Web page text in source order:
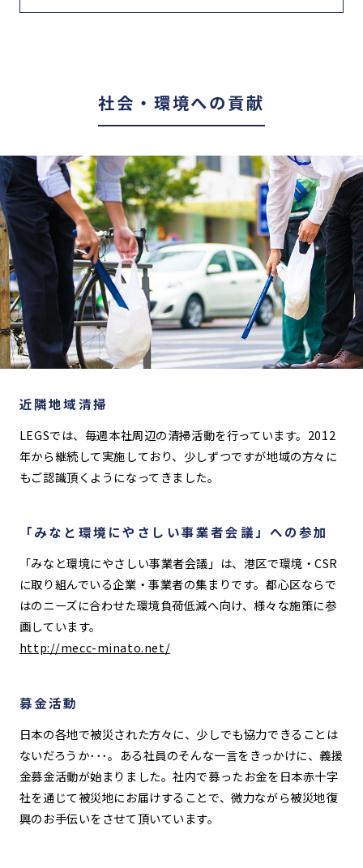
社会・環境への貢献
近隣地域清掃
LEGSでは、毎週本社周辺の清掃活動を行っています。2012
年から継続して実施しており、少しずつですが地域の方々に
もご認識頂くようになってきました。
「みなと環境にやさしい事業者会議」への参加
「みなと環境にやさしい事業者会議」は、港区で環境・CSR
に取り組んでいる企業・事業者の集まりです。都心区ならで
はのニーズに合わせた環境負荷低減へ向け、様々な施策に参
画しています。
http://mecc-minato.net/
募金活動
日本の各地で被災された方々に、少しでも協力できることは
ないだろうか･･･。ある社員のそんな一言をきっかけに、義援
金募金活動が始まりました。社内で募ったお金を日本赤十字
社を通じて被災地にお届けすることで、微力ながら被災地復
興のお手伝いをさせて頂いています。